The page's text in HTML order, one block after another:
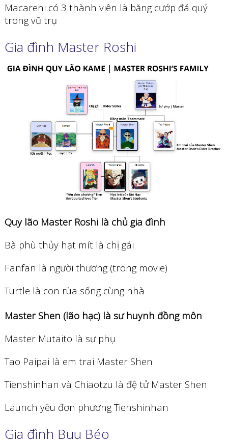
Macareni có 3 thành viên là băng cướp đá quý
trong vũ trụ
Gia đình Master Roshi
Quy lão Master Roshi là chủ gia đình
Bà phù thủy hạt mít là chị gái
Fanfan là người thương (trong movie)
Turtle là con rùa sống cùng nhà
Master Shen (lão hạc) là sư huynh đồng môn
Master Mutaito là sư phụ
Tao Paipai là em trai Master Shen
Tienshinhan và Chiaotzu là đệ tử Master Shen
Launch yêu đơn phương Tienshinhan
Gia đình Buu Béo